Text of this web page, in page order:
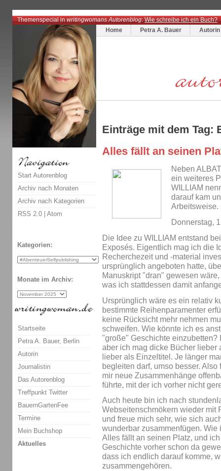
Themenspecial inwritingwomans Autorenblog:Wie schreibe ich ein Buch?
Home
Petra A. Bauer Autorin
Einträge mit dem Tag:
Alles fällt an seinen
Neben
ein weiteres
WILLIAM
darauf kam
Arbeitsweise.
Donnerstag,
Die Idee zu WILLIAM entstand
Exposés. Eigentlich mag ich die
Recherchezeit und -material
ursprünglich angeboten hatte,
Manuskript "dran" gewesen
was ich stattdessen damit
Ursprünglich wäre es ein relativ
bestimmte Reihenparamenter
keine Rücksicht mehr nehmen
schweifen. Wie könnte ich es
"große" Geschichte
aber ich mag dicke Bücher
lieber als Einzeltitel. Je länger
begleiten darf, umso besser.
mir neue Zusammenhänge
führte, mit der ich vorher nicht
Auch heute bin ich nach
Webseitenschmökern wieder mit
und freue mich sehr, wie sich
wunderbar zusammenfügen.
Alles fällt an seinen Platz, und
Geschichte vorher schon da
dass ich endlich darauf komme,
zusammengehören.
Start Autorenblog
Archiv nach Monaten
Archiv nach Kategorien
RSS 2.0 | Atom
Kategorien:
Monate im Archiv:
Startseite
Petra A. Bauer, Berlin
Autorin
Journalistin
Das Autorenblog
Treffpunkt Twitter
BauernGartenFee
Termine
Mein Buchshop
Aktuelles